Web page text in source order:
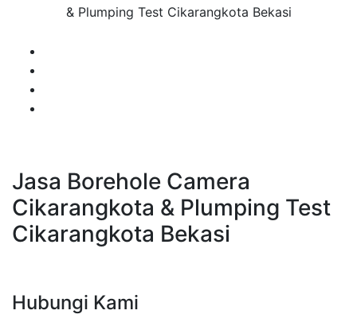
& Plumping Test Cikarangkota Bekasi
Jasa Borehole Camera
Cikarangkota & Plumping Test
Cikarangkota Bekasi
Hubungi Kami